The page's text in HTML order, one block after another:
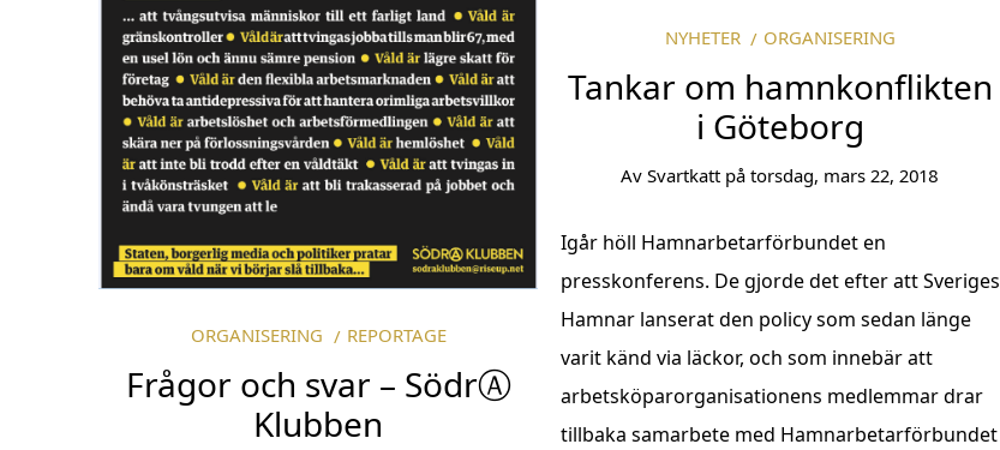
ORGANISERING REPORTAGE
Frågor och svar – SödrⒶ
Klubben
NYHETER ORGANISERING
Tankar om hamnkonflikten
i Göteborg
AvSvartkatt påtorsdag, mars 22, 2018
Igår höll Hamnarbetarförbundet en
presskonferens. De gjorde det efter att Sveriges
Hamnar lanserat den policy som sedan länge
varit känd via läckor, och som innebär att
arbetsköparorganisationens medlemmar drar
tillbaka samarbete med Hamnarbetarförbundet